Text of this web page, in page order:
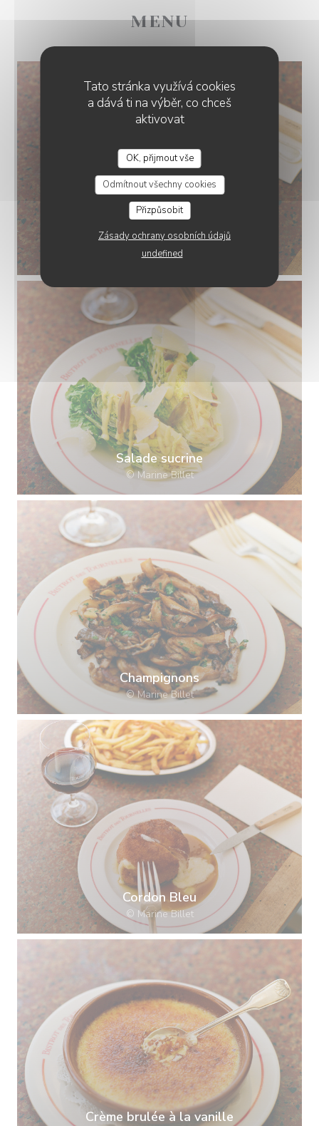
Tato stránka využívá cookies
a dává ti na výběr, co chceš
aktivovat
OK, přijmout vše
Odmítnout všechny cookies
Přizpůsobit
Zásady ochrany osobních údajů
undefined
MENU
Oeufs Mayonnaise
© Marine Billet
Salade sucrine
© Marine Billet
Champignons
© Marine Billet
Cordon Bleu
© Marine Billet
Crème brulée à la vanille